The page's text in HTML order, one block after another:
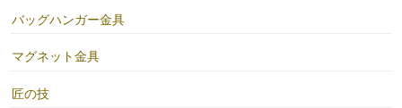
バッグハンガー金具
マグネット金具
匠の技